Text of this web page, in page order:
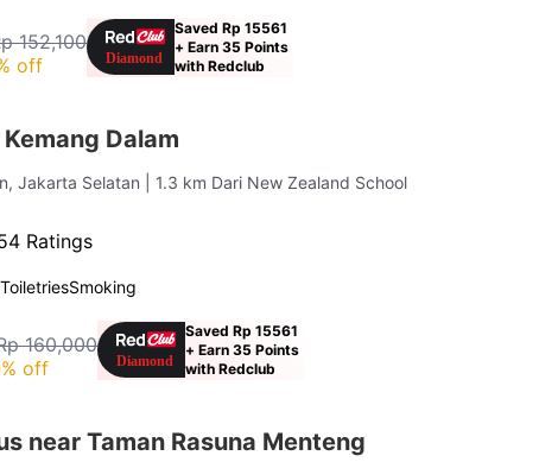
152,100
off
Saved Rp 15561
+ Earn 35 Points
with Redclub
Dalam
Jakarta Selatan
| 1.3 km Dari New Zealand School
Ratings
ToiletriesSmoking
160,000
off
Saved Rp 15561
+ Earn 35 Points
with Redclub
near Taman Rasuna Menteng